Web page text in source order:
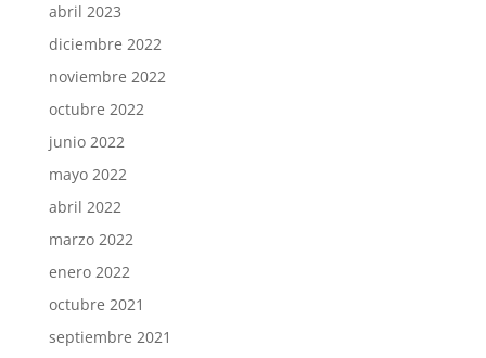
abril 2023
diciembre 2022
noviembre 2022
octubre 2022
junio 2022
mayo 2022
abril 2022
marzo 2022
enero 2022
octubre 2021
septiembre 2021